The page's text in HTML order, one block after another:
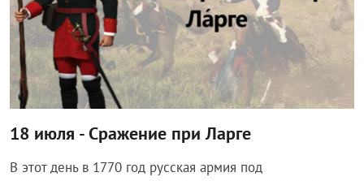
18 июля - Сражение при Ларге
В этот день в 1770 год русская армия под